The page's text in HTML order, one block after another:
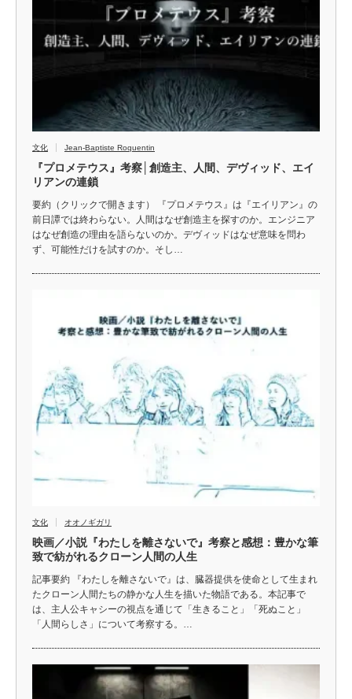
文化 Jean-Baptiste Roquentin
『プロメテウス』考察│創造主、人間、デヴィッド、エイ
リアンの連鎖
要約（クリックで開きます） 『プロメテウス』は『エイリアン』の
前日譚では終わらない。人間はなぜ創造主を探すのか。エンジニア
はなぜ創造の理由を語らないのか。デヴィッドはなぜ意味を問わ
ず、可能性だけを試すのか。そし…
文化 オオノギガリ
映画／小説『わたしを離さないで』考察と感想：豊かな筆
致で紡がれるクローン人間の人生
記事要約 『わたしを離さないで』は、臓器提供を使命として生まれ
たクローン人間たちの静かな人生を描いた物語である。本記事で
は、主人公キャシーの視点を通じて「生きること」「死ぬこと」
「人間らしさ」について考察する。…